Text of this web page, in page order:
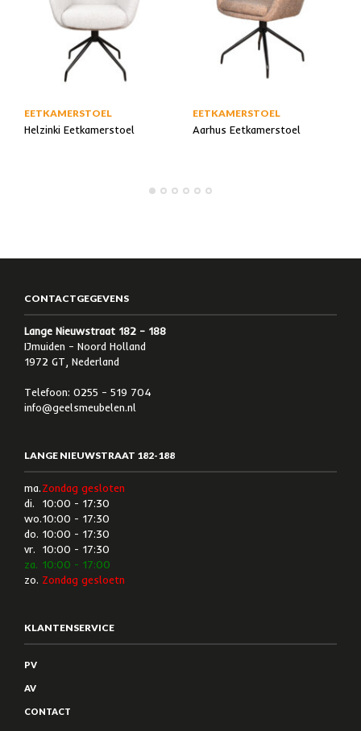
EETKAMERSTOEL
Helzinki Eetkamerstoel
EETKAMERSTOEL
Aarhus Eetkamerstoel
CONTACTGEGEVENS
Lange Nieuwstraat 182 – 188
IJmuiden – Noord Holland
1972 GT, Nederland
Telefoon: 0255 – 519 704
info@geelsmeubelen.nl
LANGE NIEUWSTRAAT 182-188
ma.Zondag gesloten
di.
10:00 - 17:30
wo.10:00 - 17:30
do. 10:00 - 17:30
vr.
10:00 - 17:30
za. 10:00 - 17:00
zo. Zondag gesloetn
KLANTENSERVICE
PV
AV
CONTACT